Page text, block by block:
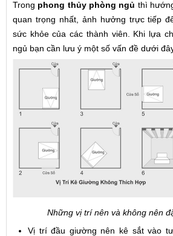
Trong phong thủy phòng ngủ thì
quan trọng nhất, ảnh hưởng trực tiếp
sức khỏe của các thành viên. Khi lựa
ngủ bạn cần lưu ý một số vấn đề dưới
Những vị trí nên và không nên
Vị trí đầu giường nên kê sắt vào